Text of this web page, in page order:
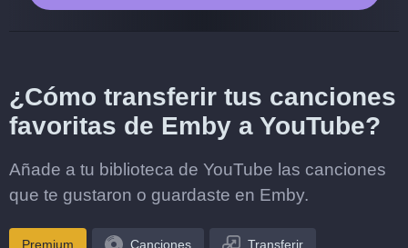
¿Cómo transferir tus canciones
favoritas de Emby a YouTube?
Añade a tu biblioteca de YouTube las canciones
que te gustaron o guardaste en Emby.
Premium Canciones Transferir